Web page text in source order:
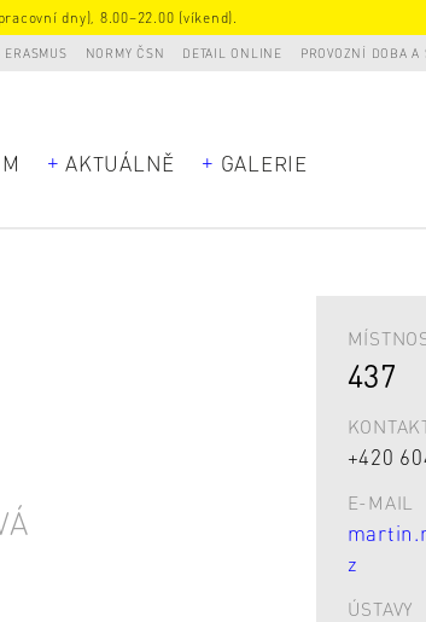
dny), 8.00–22.00 (víkend).
NORMY ČSN DETAIL ONLINE PROVOZNÍ DOBA A
AKTUÁLNĚ GALERIE
437
+420
E-MAIL
z
ÚSTAVY